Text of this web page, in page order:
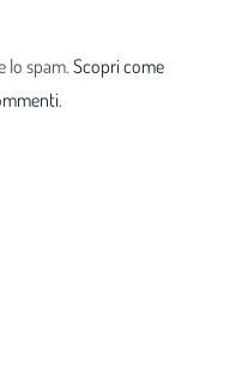
lo spam. Scopri come
.